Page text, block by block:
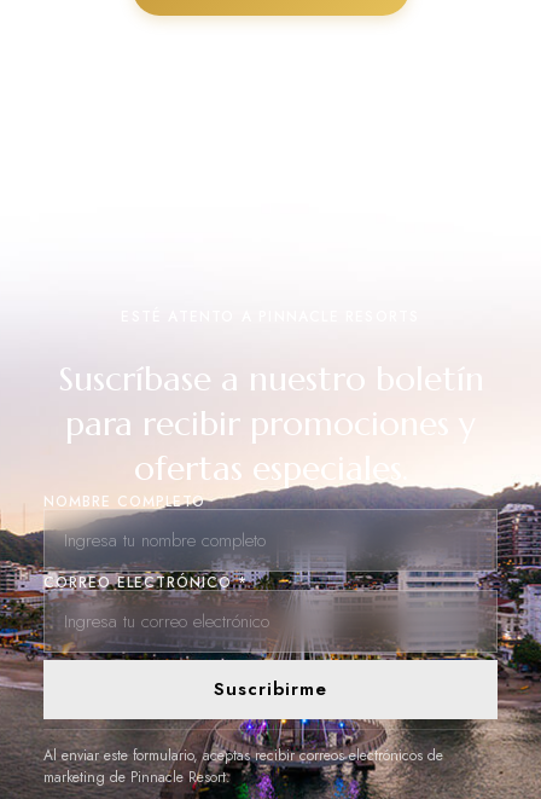
Suscríbase a nuestro boletín
para recibir promociones y
ofertas especiales.
NOMBRE COMPLETO
CORREO ELECTRÓNICO *
Suscribirme
Al enviar este formulario, aceptas recibir correos electrónicos de
marketing de Pinnacle Resort.